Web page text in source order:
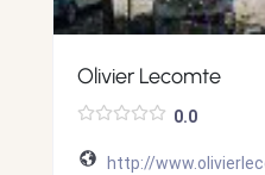
Olivier Lecomte
0.0
http://